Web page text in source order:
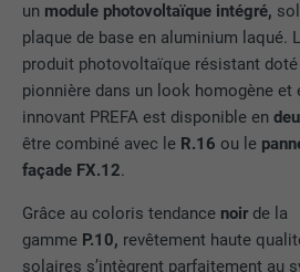
un module photovoltaïque intégré,
plaque de base en aluminium laqué.
produit photovoltaïque résistant
pionnière dans un look homogène et
innovant PREFA est disponible en
être combiné avec le R.16 ou le
façade FX.12.
Grâce au coloris tendance noir de la
gamme P.10, revêtement haute
solaires s’intègrent parfaitement au